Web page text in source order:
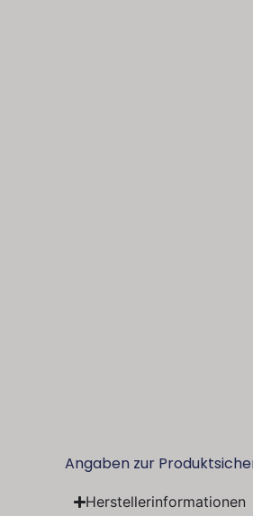
Angaben zur
Herstellerinformationen